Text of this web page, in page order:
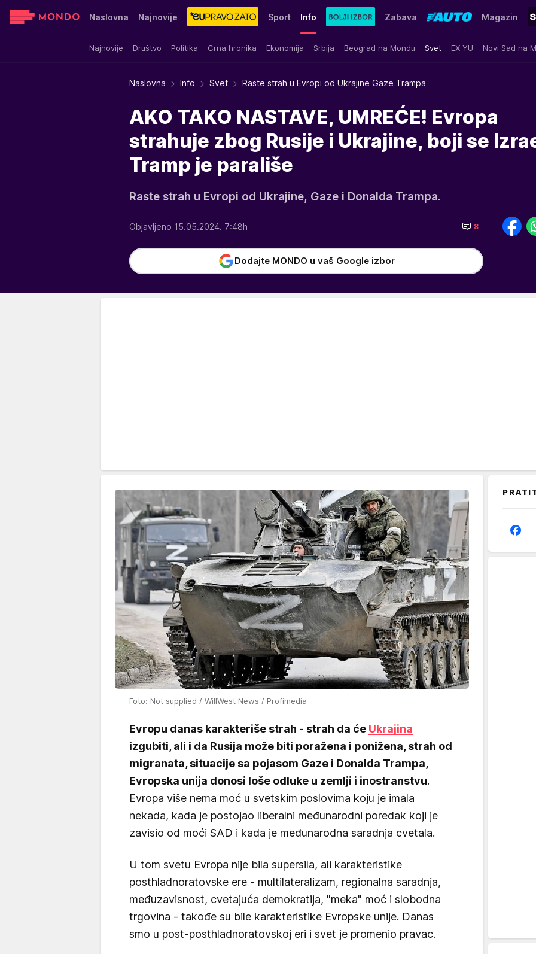
Naslovna Najnovije Sport Info
Najnovije Društvo Politika Crna hronika Ekonomija Srbija Beograd na Mondu Svet EX YU Novi Sad na
Zabava Magazin
Sensa Stvar ukusa Yumama
Naslovna Info Svet Raste strah u Evropi od Ukrajine Gaze Trampa
AKO TAKO NASTAVE, UMREĆE! Evropa
strahuje zbog Rusije i Ukrajine, boji se
Tramp je parališe
Raste strah u Evropi od Ukrajine, Gaze i Donalda Trampa.
Objavljeno 15.05.2024. 7:48h 8
Dodajte MONDO u vaš Google izbor
Foto: Not supplied / WillWest News / Profimedia
Evropu danas karakteriše strah - strah da će Ukrajina
izgubiti, ali i da Rusija može biti poražena i ponižena, strah od
migranata, situacije sa pojasom Gaze i Donalda Trampa,
Evropska unija donosi loše odluke u zemlji i inostranstvu.
Evropa više nema moć u svetskim poslovima koju je imala
nekada, kada je postojao liberalni međunarodni poredak koji je
zavisio od moći SAD i kada je međunarodna saradnja cvetala.
U tom svetu Evropa nije bila supersila, ali karakteristike
posthladnoratovske ere - multilateralizam, regionalna saradnja,
međuzavisnost, cvetajuća demokratija, "meka" moć i slobodna
trgovina - takođe su bile karakteristike Evropske unije. Danas
smo u post-posthladnoratovskoj eri i svet je promenio pravac.